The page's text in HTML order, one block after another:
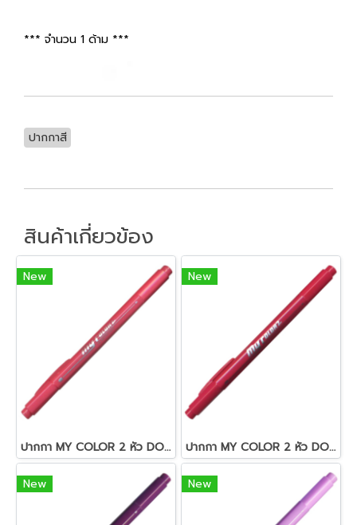
*** จำนวน 1 ด้าม ***
ปากกาสี
สินค้าเกี่ยวข้อง
New
ปากกา MY COLOR 2 หัว DONG-A NO MC2.62 สีชมพู
New
ปากกา MY COLOR 2 หัว DONG-A NO MC2.72 สีชมพูอมแดง
New New